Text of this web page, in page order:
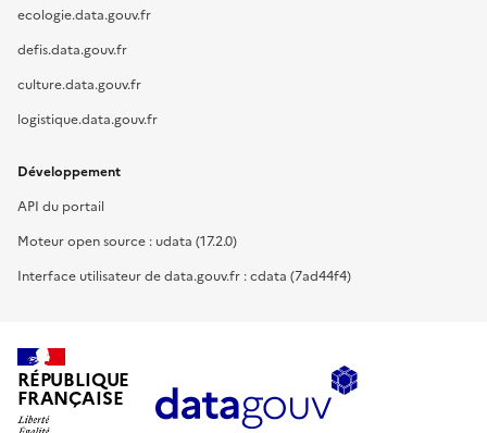
ecologie.data.gouv.fr
defis.data.gouv.fr
culture.data.gouv.fr
logistique.data.gouv.fr
Développement
API du portail
Moteur open source : udata (17.2.0)
Interface utilisateur de data.gouv.fr : cdata (7ad44f4)
RÉPUBLIQUE
FRANÇAISE